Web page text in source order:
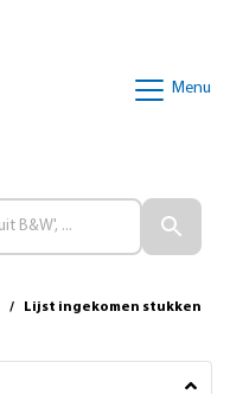
Menu
Lijst ingekomen stukken